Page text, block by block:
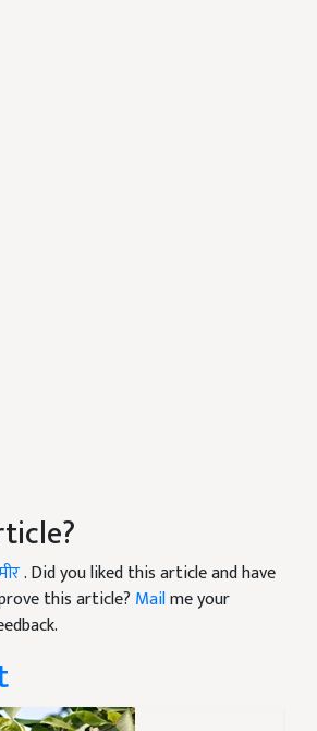
. Did you liked this article and have
this article? Mailme your